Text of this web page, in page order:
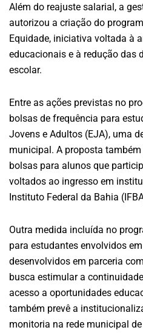
Além do reajuste salarial, a
autorizou a criação do
Equidade, iniciativa voltada à
educacionais e à redução das
escolar.
Entre as ações previstas no
bolsas de frequência para
Jovens e Adultos (EJA), uma
municipal. A proposta
bolsas para alunos que
voltados ao ingresso em
Instituto Federal da Bahia
Outra medida incluída no
para estudantes envolvidos
desenvolvidos em parceria
busca estimular a
acesso a oportunidades
também prevê a
monitoria na rede municipal